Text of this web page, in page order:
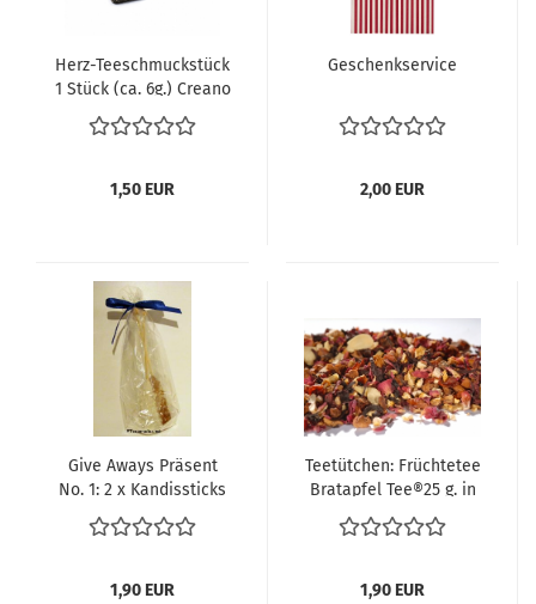
Herz-Teeschmuckstück
1 Stück (ca. 6g.) Creano
1,50 EUR
Geschenkservice
2,00 EUR
Give Aways Präsent
No. 1: 2 x Kandissticks
in Tüte
1,90 EUR
Teetütchen: Früchtetee
Bratapfel Tee®25 g. in
Zipbeutel durchsichtig
mit
1,90 EUR